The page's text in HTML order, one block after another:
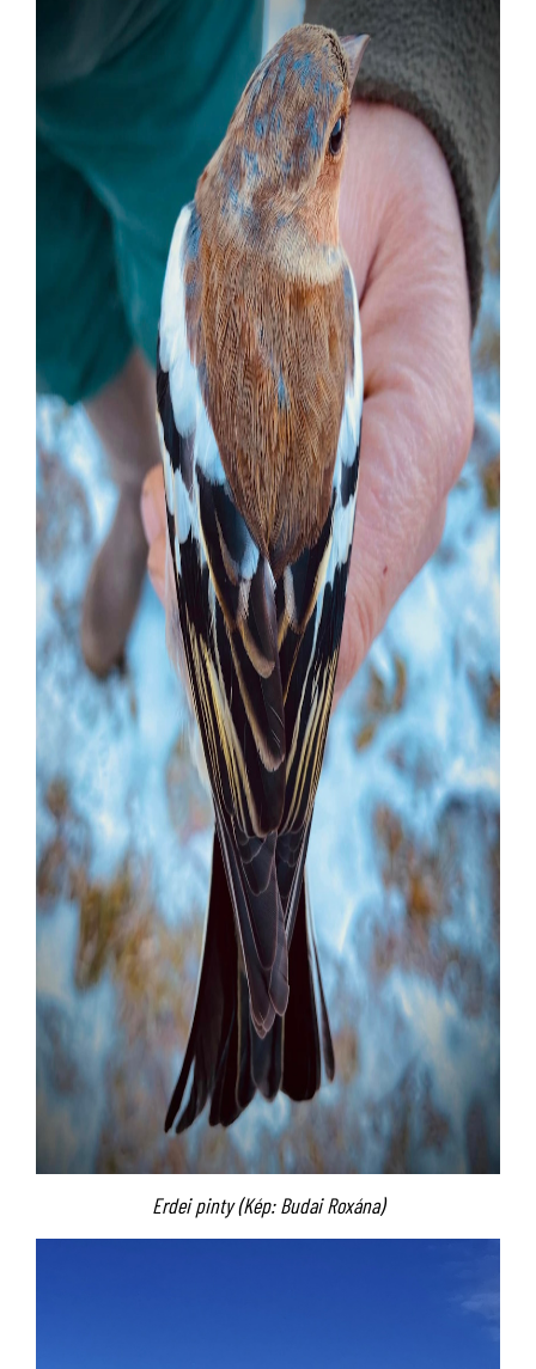
Erdei pinty (Kép: Budai Roxána)